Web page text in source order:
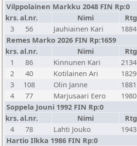
Vilppolainen Markku 2048 FIN Rp:0
krs.al.nr. Nimi Rtg
3
56 Jauhiainen Kari 1884
Remes Marko 2026 FIN Rp:1659
krs.al.nr. Nimi Rtg
1
86 Kinnunen Kari 2134
2
40 Kotilainen Ari 1829
3
108 Olin Janne 1881
4
77 Marjusaari Eero 1980
Soppela Jouni 1992 FIN Rp:0
krs.al.nr. Nimi Rtg
4
78 Lahti Jouko 1943
Hartio Ilkka 1986 FIN Rp:0